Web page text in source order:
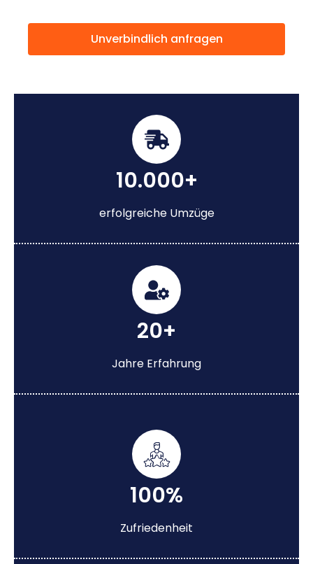
Unverbindlich anfragen
10.000+
erfolgreiche Umzüge
20+
Jahre Erfahrung
100%
Zufriedenheit